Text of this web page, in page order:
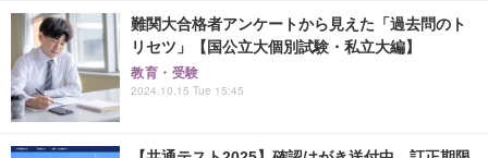
難関大合格者アンケートから見えた「過去問のト
リセツ」【国公立大個別試験・私立大編】
教育・受験
2024.10.15 Tue 15:45